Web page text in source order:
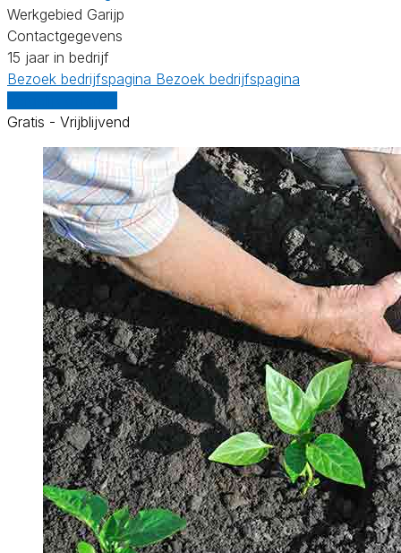
Werkgebied Garijp
Contactgegevens
15 jaar in bedrijf
Bezoek bedrijfspagina Bezoek bedrijfspagina
Gratis - Vrijblijvend